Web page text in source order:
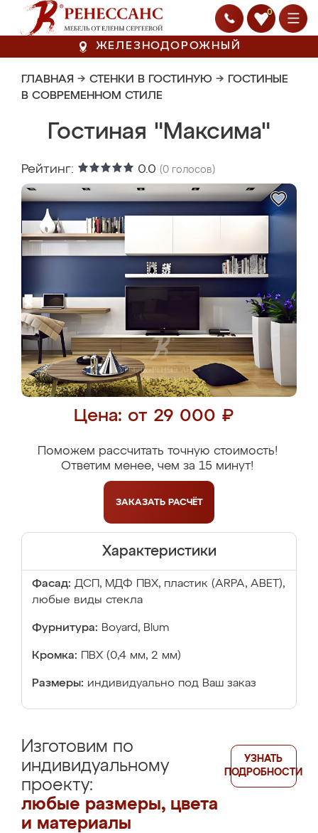
0
ЖЕЛЕЗНОДОРОЖНЫЙ
ГЛАВНАЯ → СТЕНКИ В ГОСТИНУЮ → ГОСТИНЫЕ
В СОВРЕМЕННОМ СТИЛЕ
Гостиная "Максима"
Рейтинг: 0.0 (0 голосов)
Цена: от 29 000 ₽
Поможем рассчитать точную стоимость!
Ответим менее, чем за 15 минут!
ЗАКАЗАТЬ РАСЧЁТ
Характеристики
Фасад: ДСП, МДФ ПВХ, пластик (ARPA, ABET),
любые виды стекла
Фурнитура: Boyard, Blum
Кромка: ПВХ (0,4 мм, 2 мм)
Размеры: индивидуально под Ваш заказ
Изготовим по
индивидуальному
проекту:
любые размеры, цвета
и материалы
УЗНАТЬ
ПОДРОБНОСТИ